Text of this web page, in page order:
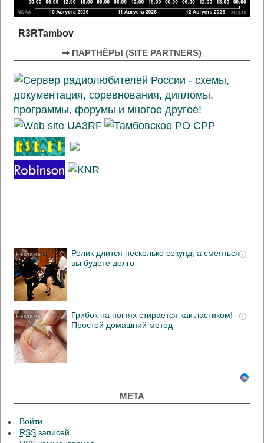
R3RTambov
➡ ПАРТНЁРЫ (SITE PARTNERS)
i
Ролик длится несколько секунд, а смеяться
вы будете долго
i
Грибок на ногтях стирается как ластиком!
Простой домашний метод
МЕТА
Войти
RSS записей